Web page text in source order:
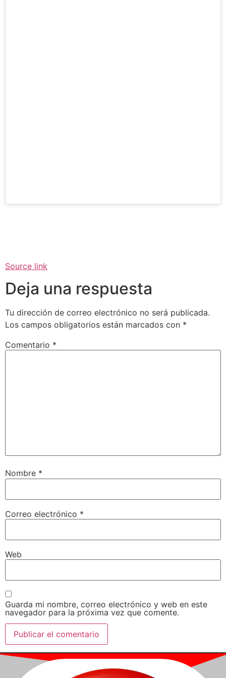
Source link
Deja una respuesta
Tu dirección de correo electrónico no será publicada.
Los campos obligatorios están marcados con *
Comentario *
Nombre *
Correo electrónico *
Web
Guarda mi nombre, correo electrónico y web en este
navegador para la próxima vez que comente.